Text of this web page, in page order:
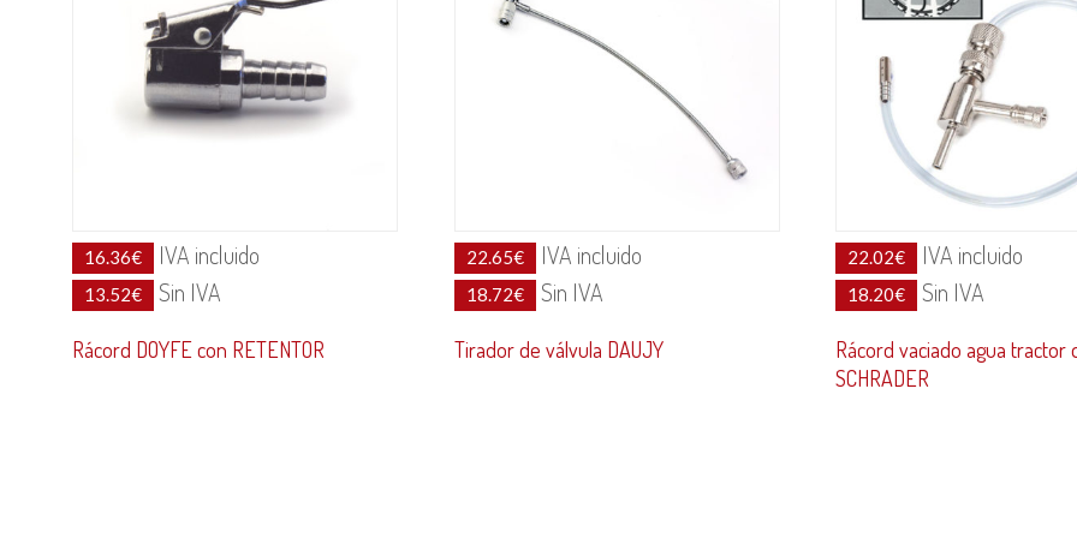
16.36€ IVA incluido
13.52€ Sin IVA
Rácord DOYFE con RETENTOR
22.65€ IVA incluido
18.72€ Sin IVA
Tirador de válvula DAUJY
22.02€ IVA incluido
18.20€ Sin IVA
Rácord vaciado agua tractor
SCHRADER